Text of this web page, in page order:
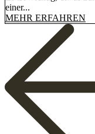
einer...
MEHR ERFAHREN